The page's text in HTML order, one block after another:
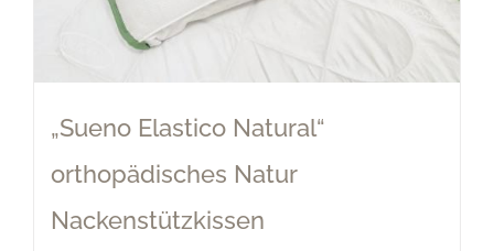
„Sueno Elastico Natural“
orthopädisches Natur
Nackenstützkissen